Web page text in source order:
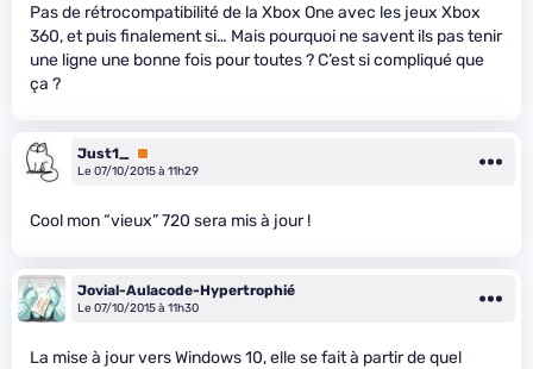
Pas de rétrocompatibilité de la Xbox One avec les jeux Xbox
360, et puis finalement si… Mais pourquoi ne savent ils pas tenir
une ligne une bonne fois pour toutes ? C’est si compliqué que
ça ?
Just1_ Premium
Le 07/10/2015 à 11h29
Cool mon “vieux” 720 sera mis à jour !
Jovial-Aulacode-Hypertrophié
Le 07/10/2015 à 11h30
La mise à jour vers Windows 10, elle se fait à partir de quel